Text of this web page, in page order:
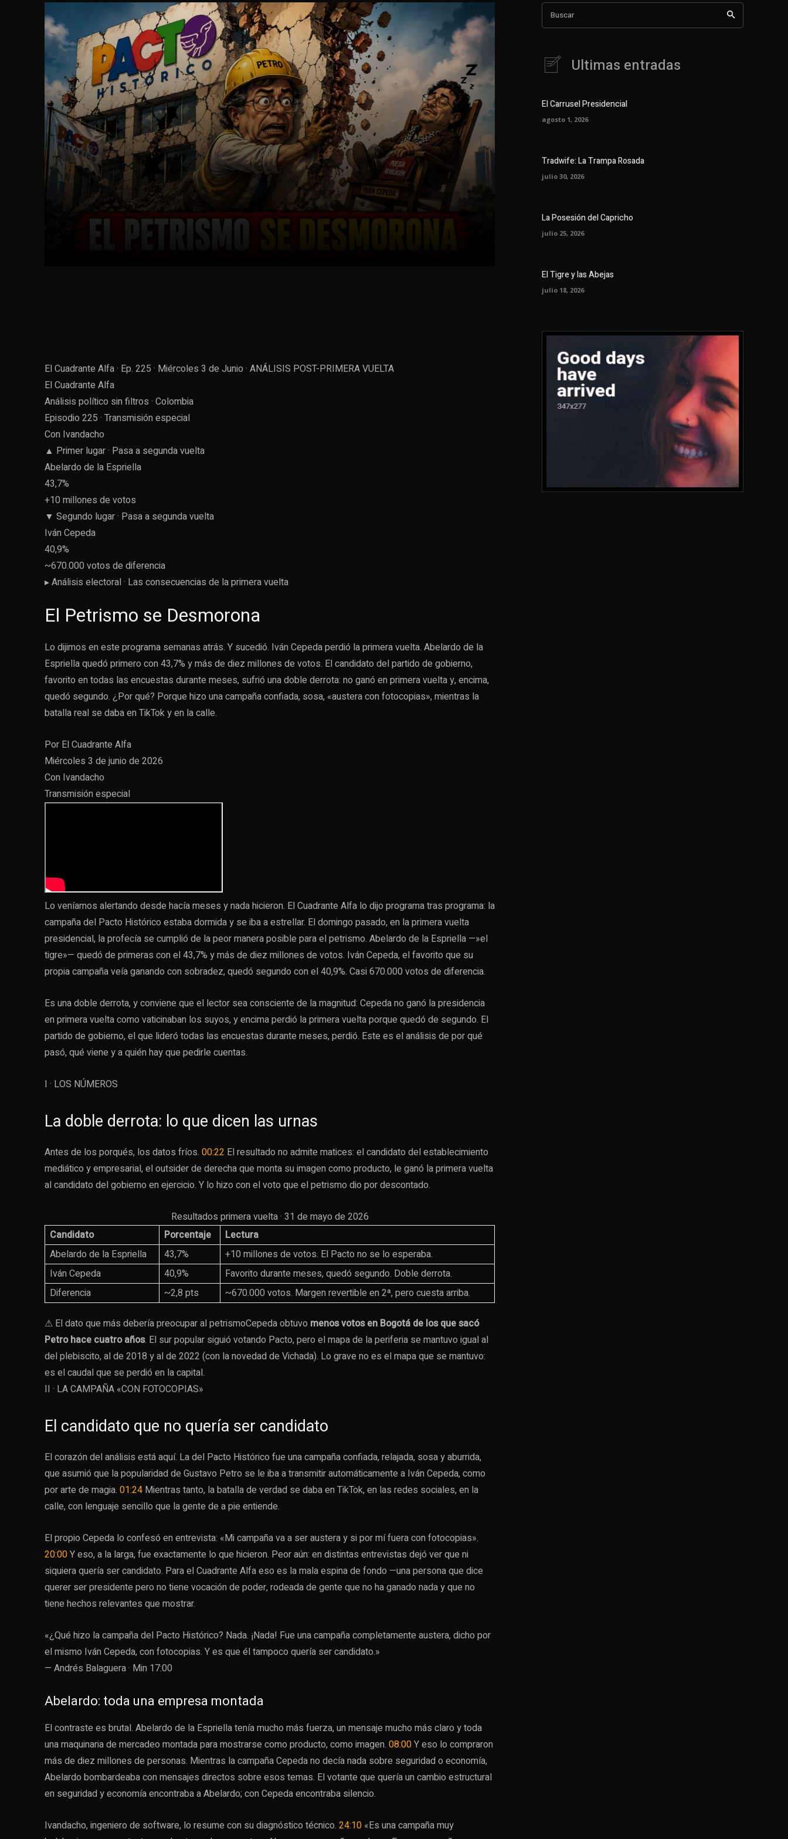
El Cuadrante Alfa · Ep. 225 · Miércoles 3 de Junio · ANÁLISIS POST-PRIMERA VUELTA
El Cuadrante Alfa
Análisis político sin filtros · Colombia
Episodio 225 · Transmisión especial
Con Ivandacho
▲ Primer lugar · Pasa a segunda vuelta
Abelardo de la Espriella
43,7%
+10 millones de votos
▼ Segundo lugar · Pasa a segunda vuelta
Iván Cepeda
40,9%
~670.000 votos de diferencia
▸ Análisis electoral · Las consecuencias de la primera vuelta
El Petrismo se Desmorona
Lo dijimos en este programa semanas atrás. Y sucedió. Iván Cepeda perdió la primera vuelta. Abelardo de la
Espriella quedó primero con 43,7% y más de diez millones de votos. El candidato del partido de gobierno,
favorito en todas las encuestas durante meses, sufrió una doble derrota: no ganó en primera vuelta y, encima,
quedó segundo. ¿Por qué? Porque hizo una campaña confiada, sosa, «austera con fotocopias», mientras la
batalla real se daba en TikTok y en la calle.
Por El Cuadrante Alfa
Miércoles 3 de junio de 2026
Con Ivandacho
Transmisión especial
Lo veníamos alertando desde hacía meses y nada hicieron. El Cuadrante Alfa lo dijo programa tras programa: la
campaña del Pacto Histórico estaba dormida y se iba a estrellar. El domingo pasado, en la primera vuelta
presidencial, la profecía se cumplió de la peor manera posible para el petrismo. Abelardo de la Espriella —»el
tigre»— quedó de primeras con el 43,7% y más de diez millones de votos. Iván Cepeda, el favorito que su
propia campaña veía ganando con sobradez, quedó segundo con el 40,9%. Casi 670.000 votos de diferencia.
Es una doble derrota, y conviene que el lector sea consciente de la magnitud: Cepeda no ganó la presidencia
en primera vuelta como vaticinaban los suyos, y encima perdió la primera vuelta porque quedó de segundo. El
partido de gobierno, el que lideró todas las encuestas durante meses, perdió. Este es el análisis de por qué
pasó, qué viene y a quién hay que pedirle cuentas.
I · LOS NÚMEROS
La doble derrota: lo que dicen las urnas
Antes de los porqués, los datos fríos. 00:22 El resultado no admite matices: el candidato del establecimiento
mediático y empresarial, el outsider de derecha que monta su imagen como producto, le ganó la primera vuelta
al candidato del gobierno en ejercicio. Y lo hizo con el voto que el petrismo dio por descontado.
Resultados primera vuelta · 31 de mayo de 2026
Candidato
Porcentaje
Lectura
Abelardo de la Espriella
43,7%
+10 millones de votos. El Pacto no se lo esperaba.
Iván Cepeda
40,9%
Favorito durante meses, quedó segundo. Doble derrota.
Diferencia
~2,8 pts ~670.000 votos. Margen revertible en 2ª, pero cuesta arriba.
⚠ El dato que más debería preocupar al petrismoCepeda obtuvo menos votos en Bogotá de los que sacó
Petro hace cuatro años. El sur popular siguió votando Pacto, pero el mapa de la periferia se mantuvo igual al
del plebiscito, al de 2018 y al de 2022 (con la novedad de Vichada). Lo grave no es el mapa que se mantuvo:
es el caudal que se perdió en la capital.
II · LA CAMPAÑA «CON FOTOCOPIAS»
El candidato que no quería ser candidato
El corazón del análisis está aquí. La del Pacto Histórico fue una campaña confiada, relajada, sosa y aburrida,
que asumió que la popularidad de Gustavo Petro se le iba a transmitir automáticamente a Iván Cepeda, como
por arte de magia. 01:24 Mientras tanto, la batalla de verdad se daba en TikTok, en las redes sociales, en la
calle, con lenguaje sencillo que la gente de a pie entiende.
El propio Cepeda lo confesó en entrevista: «Mi campaña va a ser austera y si por mí fuera con fotocopias».
20:00Y eso, a la larga, fue exactamente lo que hicieron. Peor aún: en distintas entrevistas dejó ver que ni
siquiera quería ser candidato. Para el Cuadrante Alfa eso es la mala espina de fondo —una persona que dice
querer ser presidente pero no tiene vocación de poder, rodeada de gente que no ha ganado nada y que no
tiene hechos relevantes que mostrar.
«¿Qué hizo la campaña del Pacto Histórico? Nada. ¡Nada! Fue una campaña completamente austera, dicho por
el mismo Iván Cepeda, con fotocopias. Y es que él tampoco quería ser candidato.»
— Andrés Balaguera · Min 17:00
Abelardo: toda una empresa montada
El contraste es brutal. Abelardo de la Espriella tenía mucho más fuerza, un mensaje mucho más claro y toda
una maquinaria de mercadeo montada para mostrarse como producto, como imagen. 08:00Y eso lo compraron
más de diez millones de personas. Mientras la campaña Cepeda no decía nada sobre seguridad o economía,
Abelardo bombardeaba con mensajes directos sobre esos temas. El votante que quería un cambio estructural
en seguridad y economía encontraba a Abelardo; con Cepeda encontraba silencio.
Ivandacho, ingeniero de software, lo resume con su diagnóstico técnico. 24:10 «Es una campaña muy
Buscar
Ultimas entradas
El Carrusel Presidencial
agosto 1, 2026
Tradwife: La Trampa Rosada
julio 30, 2026
La Posesión del Capricho
julio 25, 2026
El Tigre y las Abejas
julio 18, 2026